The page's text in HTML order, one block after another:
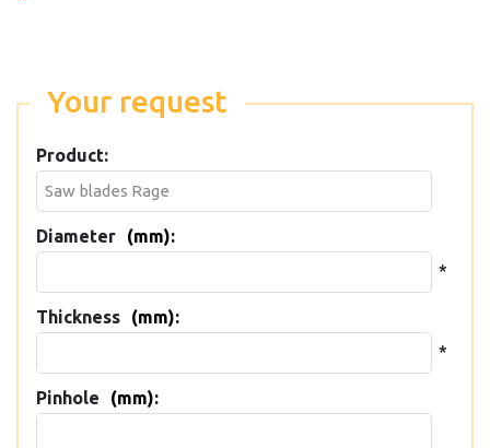
Your request
Product:
Diameter
(mm):
*
Thickness
(mm):
*
Pinhole (mm):